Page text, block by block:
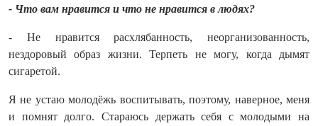
- Что вам нравится и что не нравится в людях?
- Не нравится расхлябанность, неорганизованность,
нездоровый образ жизни. Терпеть не могу, когда дымят
сигаретой.
Я не устаю молодёжь воспитывать, поэтому, наверное, меня
и помнят долго. Стараюсь держать себя с молодыми на